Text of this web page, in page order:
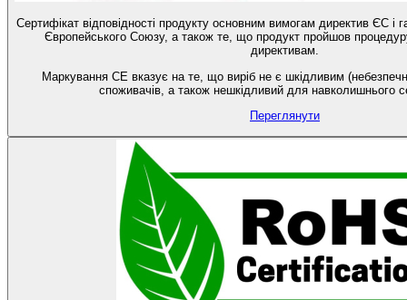
Сертифікат відповідності продукту основним вимогам директив ЄС і
Європейського Союзу, а також те, що продукт пройшов процедуру
директивам.
Маркування CE вказує на те, що виріб не є шкідливим
споживачів, а також нешкідливий для навколишнього
Переглянути